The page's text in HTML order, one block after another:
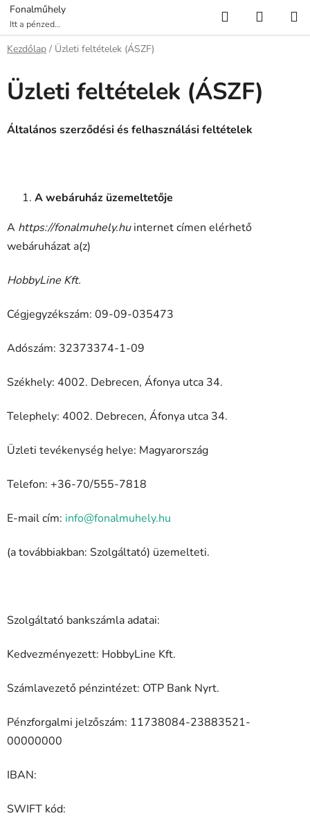
Ugrás
fő
tartalomhoz
Fonalműhely
Itt a pénzed
több fonalat ér!
KeresésKOSÁR
Kezdőlap / Üzleti feltételek (ÁSZF)
Üzleti feltételek (ÁSZF)
Általános szerződési és felhasználási feltételek
A webáruház üzemeltetője
A https://fonalmuhely.huinternet címen elérhető
webáruházat a(z)
HobbyLine Kft.
Cégjegyzékszám: 09-09-035473
Adószám: 32373374-1-09
Székhely: 4002. Debrecen, Áfonya utca 34.
Telephely: 4002. Debrecen, Áfonya utca 34.
Üzleti tevékenység helye: Magyarország
Telefon: +36-70/555-7818
E-mail cím: info@fonalmuhely.hu
(a továbbiakban: Szolgáltató) üzemelteti.
Szolgáltató bankszámla adatai:
Kedvezményezett: HobbyLine Kft.
Számlavezető pénzintézet: OTP Bank Nyrt.
Pénzforgalmi jelzőszám: 11738084-23883521-
00000000
IBAN:
SWIFT kód: